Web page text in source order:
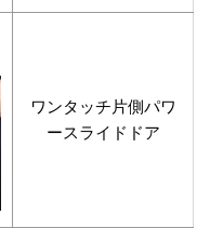
ワンタッチ片側パワ
ースライドドア